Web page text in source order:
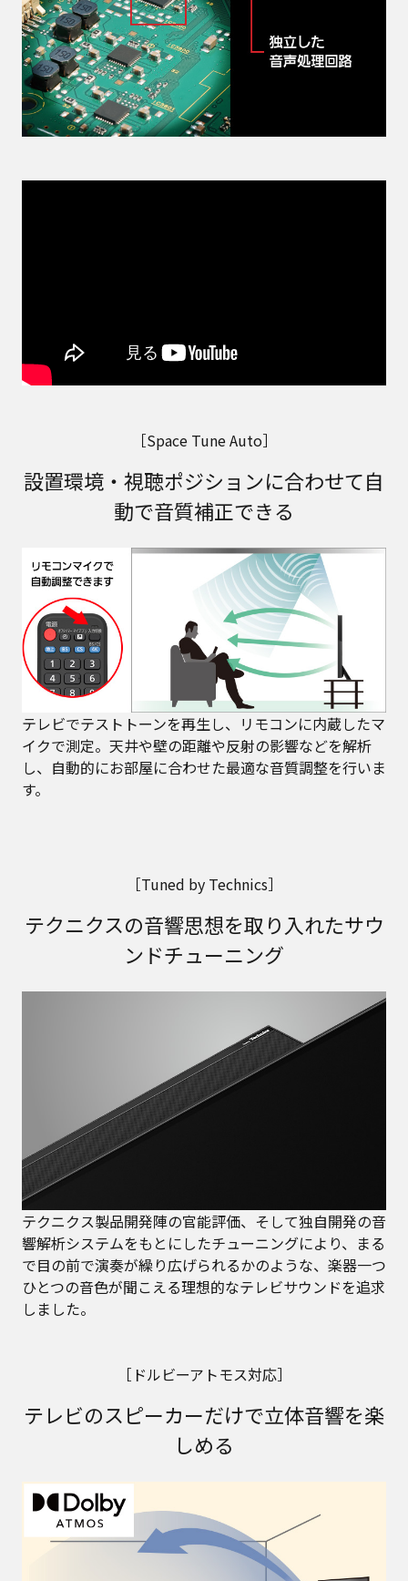
［Space Tune Auto］
設置環境・視聴ポジションに合わせて自
動で音質補正できる
テレビでテストトーンを再生し、リモコンに内蔵したマ
イクで測定。天井や壁の距離や反射の影響などを解析
し、自動的にお部屋に合わせた最適な音質調整を行いま
す。
［Tuned by Technics］
テクニクスの音響思想を取り入れたサウ
ンドチューニング
テクニクス製品開発陣の官能評価、そして独自開発の音
響解析システムをもとにしたチューニングにより、まる
で目の前で演奏が繰り広げられるかのような、楽器一つ
ひとつの音色が聞こえる理想的なテレビサウンドを追求
しました。
［ドルビーアトモス対応］
テレビのスピーカーだけで立体音響を楽
しめる